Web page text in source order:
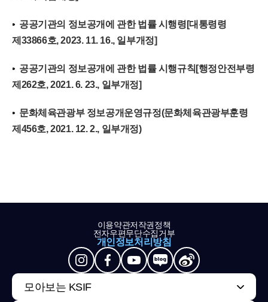
공공기관의 정보공개에 관한 법률 시행령[대통령령
제33866호, 2023. 11. 16., 일부개정]
공공기관의 정보공개에 관한 법률 시행규칙[행정안전부령
제262호, 2021. 6. 23., 일부개정]
문화체육관광부 정보공개운영규정(문화체육관광부훈령
제456호, 2021. 12. 2., 일부개정)
이용약관저작권정책
전자우편무단수집거부
개인정보처리방침
모아보는 KSIF